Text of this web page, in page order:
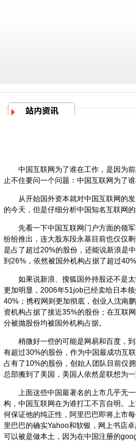
中国互联网为了谁在工作，是因为前
止不住要问一个问题：中国互联网为了谁
从开始国外资本就对中国互联网的发
的今天，但是仔细分析中国知名互联网
先看一下中国互联网门户方面的领军
纷纷推出，连大股东段永基目前也仅仅
是占了超过20%的股份，还能说新浪是
到26%，依然被国外机构占据了超过
如果说新浪、 搜狐 国外持股还不是
更加明显，2006年51job已经卖给日本
40%；携程网则更加彻底，创业人沈南
资机构占据了接近35%的股份；在互联
分被抛股份均被国外机构占据。
稍微好一些的可能是网易和百度，到
有超过30%的股份，作为中国最成功互
占有了10%的股份，创始人团队目前仅
总部搬到了美国，美国人依然是联想为
上面这些中国最著名的上市几乎无一
构，中国互联网在为谁打工不言自明。
何保证他的纯正性，阿里巴巴即将上市
里巴巴的确实Yahoo和软银，网上书店
可以被是做本土，因为在中国注册的